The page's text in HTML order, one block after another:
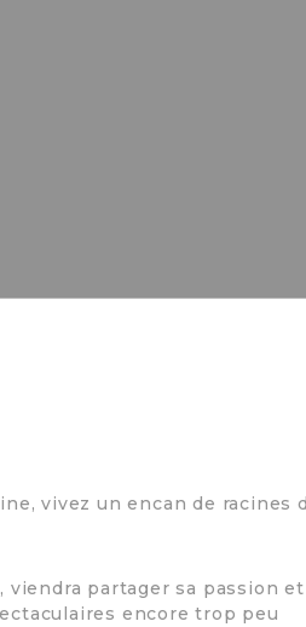
vivez un encan de racines
viendra partager sa passion et
encore trop peu